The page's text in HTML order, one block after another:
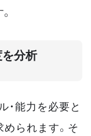
分析
・能力を必要と
められます。そ